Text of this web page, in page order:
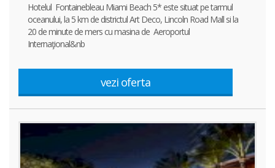
Hotelul Fontainebleau Miami Beach 5* este situat pe tarmul
oceanului, la 5 km de districtul Art Deco, Lincoln Road Mall si la
20 de minute de mers cu masina de Aeroportul
Internaţional&nb
vezi oferta